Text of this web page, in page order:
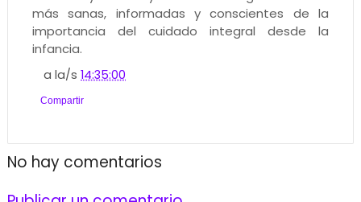
más sanas, informadas y conscientes de la
importancia del cuidado integral desde la
infancia.
a la/s14:35:00
Compartir
No hay comentarios